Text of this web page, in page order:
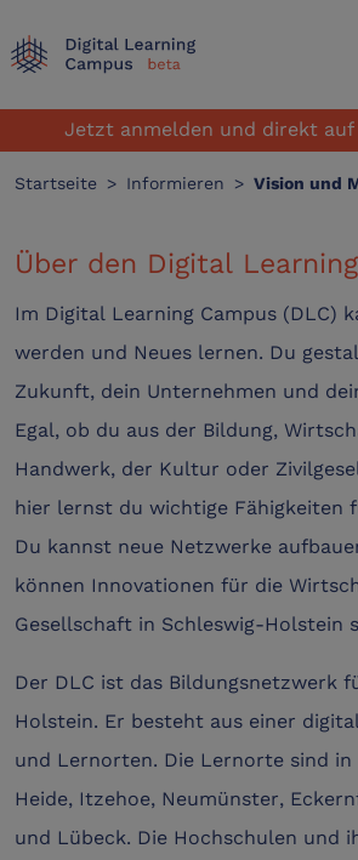
Jetzt anmelden und direkt auf
Startseite > Informieren > Vision und
Über den Digital
Im Digital Learning Campus (DLC)
werden und Neues lernen. Du
Zukunft, dein Unternehmen und
Egal, ob du aus der Bildung,
Handwerk, der Kultur oder
hier lernst du wichtige Fähigkeiten
Du kannst neue Netzwerke
können Innovationen für die
Gesellschaft in Schleswig-Holstein
Der DLC ist das Bildungsnetzwerk
Holstein. Er besteht aus einer
und Lernorten. Die Lernorte sind in
Heide, Itzehoe, Neumünster,
und Lübeck. Die Hochschulen und